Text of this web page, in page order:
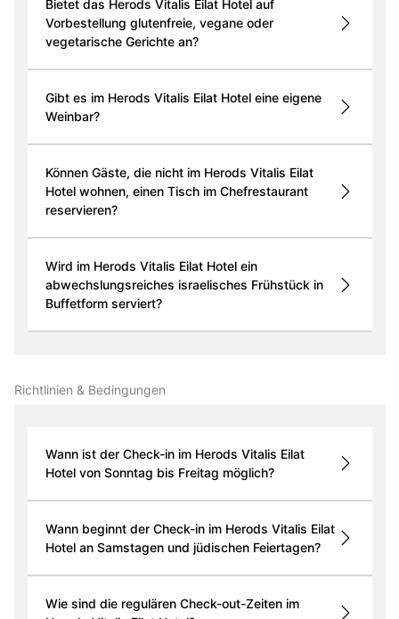
Bietet das Herods Vitalis Eilat Hotel auf
Vorbestellung glutenfreie, vegane oder
vegetarische Gerichte an?
Gibt es im Herods Vitalis Eilat Hotel eine eigene
Weinbar?
Können Gäste, die nicht im Herods Vitalis Eilat
Hotel wohnen, einen Tisch im Chefrestaurant
reservieren?
Wird im Herods Vitalis Eilat Hotel ein
abwechslungsreiches israelisches Frühstück in
Buffetform serviert?
Richtlinien & Bedingungen
Wann ist der Check-in im Herods Vitalis Eilat
Hotel von Sonntag bis Freitag möglich?
Wann beginnt der Check-in im Herods Vitalis Eilat
Hotel an Samstagen und jüdischen Feiertagen?
Wie sind die regulären Check-out-Zeiten im